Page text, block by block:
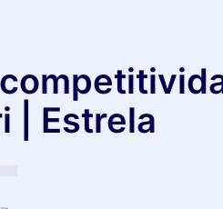
| Estrela